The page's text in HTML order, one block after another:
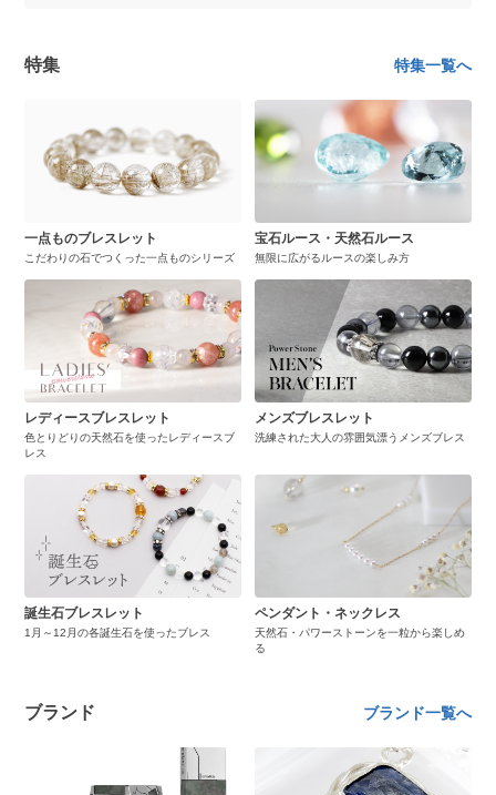
特集 特集一覧へ
一点ものブレスレット
こだわりの石でつくった一点ものシリーズ
宝石ルース・天然石ルース
無限に広がるルースの楽しみ方
レディースブレスレット
色とりどりの天然石を使ったレディースブ
レス
メンズブレスレット
洗練された大人の雰囲気漂うメンズブレス
誕生石ブレスレット
1月～12月の各誕生石を使ったブレス
ペンダント・ネックレス
天然石・パワーストーンを一粒から楽しめ
る
ブランド ブランド一覧へ